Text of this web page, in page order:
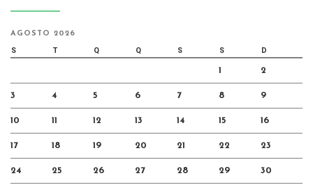
AGOSTO 2026
S T Q Q S S D
1 2
3 4 5 6 7 8 9
10 11 12 13 14 15 16
17 18 19 20 21 22 23
24 25 26 27 28 29 30